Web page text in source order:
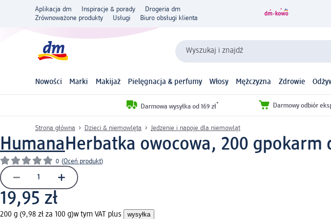
Aplikacja dm Inspiracje & porady
Drogeria dm
Zrównoważone produkty
Usługi Biuro obsługi klienta
Wyszukaj i znajdź
Nowości Marki Makijaż Pielęgnacja & perfumy Włosy Mężczyzna Zdrowie
Darmowa wysyłka od 169 zł* Darmowy odbiór
Strona główna Dzieci & niemowlęta Jedzenie i napoje dla niemowląt
HumanaHerbatka owocowa, 200 gpokarm
0 (Oceń produkt)
19,95 zł
200 g (9,98 zł za 100 g)w tym VAT plus wysyłka